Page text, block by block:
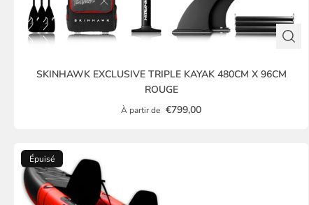
SKINHAWK EXCLUSIVE TRIPLE KAYAK 480CM X 96CM
ROUGE
À partir de €799,00
Épuisé